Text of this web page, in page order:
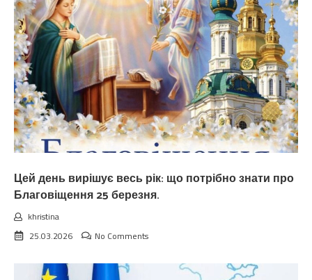
Цей день вирішує весь рік: що потрібно знати про
Благовіщення 25 березня.
khristina
25.03.2026
No Comments